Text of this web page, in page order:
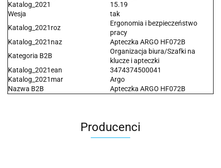
Katalog_2021
15.19
Wesja
tak
Katalog_2021roz
Ergonomia i bezpieczeństwo
pracy
Katalog_2021naz
Apteczka ARGO HF072B
Kategoria B2B
Organizacja biura/Szafki na
klucze i apteczki
Katalog_2021ean
3474374500041
Katalog_2021mar
Argo
Nazwa B2B
Apteczka ARGO HF072B
Producenci